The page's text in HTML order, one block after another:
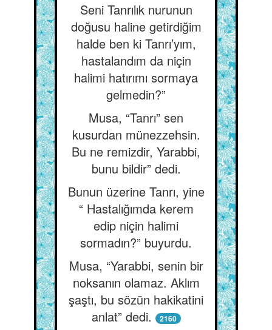
Seni Tanrılık nurunun
doğusu haline getirdiğim
halde ben ki Tanrı’yım,
hastalandım da niçin
halimi hatırımı sormaya
gelmedin?”
Musa, “Tanrı” sen
kusurdan münezzehsin.
Bu ne remizdir, Yarabbi,
bunu bildir” dedi.
Bunun üzerine Tanrı, yine
“ Hastalığımda kerem
edip niçin halimi
sormadın?” buyurdu.
Musa, “Yarabbi, senin bir
noksanın olamaz. Aklım
şaştı, bu sözün hakikatini
anlat” dedi.
2160